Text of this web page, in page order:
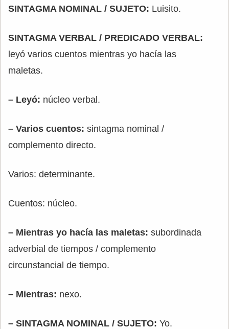
SINTAGMA NOMINAL / SUJETO: Luisito.
SINTAGMA VERBAL / PREDICADO VERBAL:
leyó varios cuentos mientras yo hacía las
maletas.
– Leyó: núcleo verbal.
– Varios cuentos: sintagma nominal /
complemento directo.
Varios: determinante.
Cuentos: núcleo.
– Mientras yo hacía las maletas: subordinada
adverbial de tiempos / complemento
circunstancial de tiempo.
– Mientras: nexo.
– SINTAGMA NOMINAL / SUJETO: Yo.